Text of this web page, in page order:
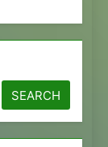
SEARCH